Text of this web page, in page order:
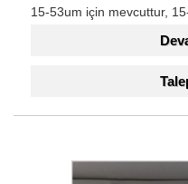
15-53um için mevcuttur,